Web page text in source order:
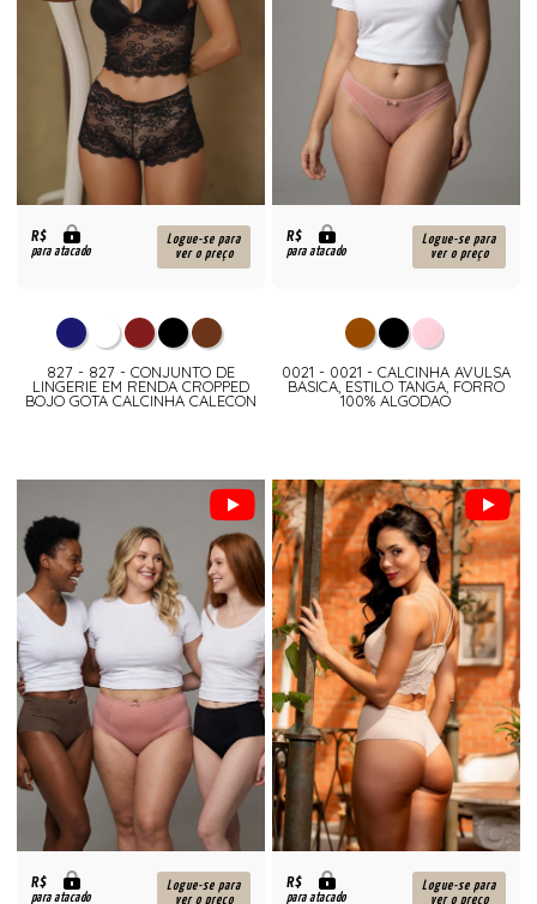
R$
para atacado
Logue-se para
ver o preço
827 - 827 - CONJUNTO DE
LINGERIE EM RENDA CROPPED
BOJO GOTA CALCINHA CALECON
R$
para atacado
Logue-se para
ver o preço
0021 - 0021 - CALCINHA AVULSA
BASICA, ESTILO TANGA, FORRO
100% ALGODAO
R$
para atacado
Logue-se para
ver o preço
R$
para atacado
Logue-se para
ver o preço